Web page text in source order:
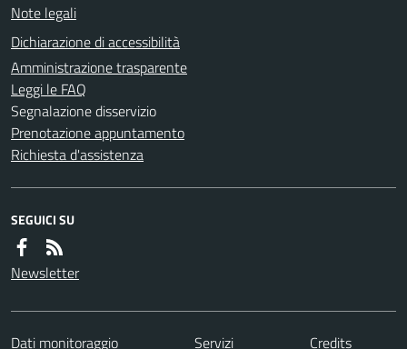
Note legali
Dichiarazione di accessibilità
Amministrazione trasparente
Leggi le FAQ
Segnalazione disservizio
Prenotazione appuntamento
Richiesta d'assistenza
SEGUICI SU
Newsletter
Dati monitoraggio Servizi Credits